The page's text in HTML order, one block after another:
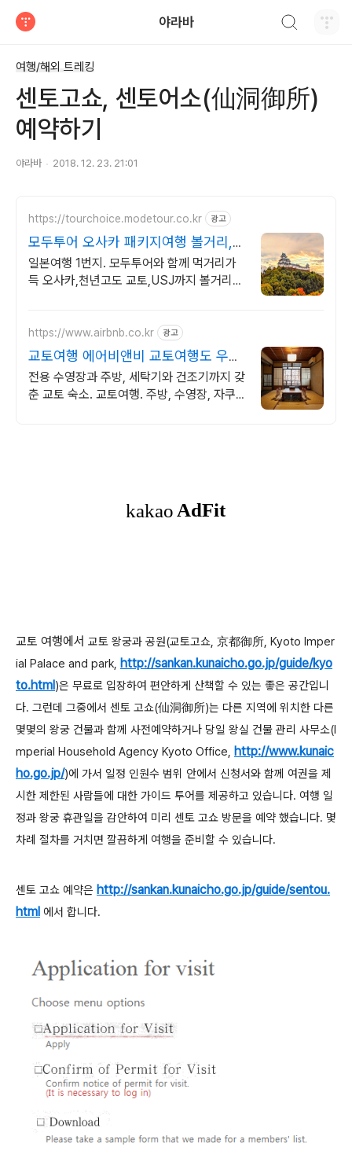
야라바
여행/해외 트레킹
센토고쇼, 센토어소(仙洞御所)
예약하기
야라바 2018. 12. 23. 21:01
https://tourchoice.modetour.co.kr 광고
모두투어 오사카 패키지여행 볼거리,먹
거리 가득한 오사카
일본여행 1번지. 모두투어와 함께 먹거리가
득 오사카,천년고도 교토,USJ까지 볼거리
https://www.airbnb.co.kr 광고
교토여행 에어비앤비 교토여행도 우리
집처럼
전용 수영장과 주방, 세탁기와 건조기까지 갖
춘 교토 숙소. 교토여행. 주방, 수영장, 자쿠
교토 여행에서 교토 왕궁과 공원(교토고쇼, 京都御所, Kyoto Imper
ial Palace and park, http://sankan.kunaicho.go.jp/guide/kyo
to.html)은 무료로 입장하여 편안하게 산책할 수 있는 좋은 공간입니
다. 그런데 그중에서 센토 고쇼(仙洞御所)는 다른 지역에 위치한 다른
몇몇의 왕궁 건물과 함께 사전예약하거나 당일 왕실 건물 관리 사무소(I
mperial Household Agency Kyoto Office, http://www.kunaic
ho.go.jp/)에 가서 일정 인원수 범위 안에서 신청서와 함께 여권을 제
시한 제한된 사람들에 대한 가이드 투어를 제공하고 있습니다. 여행 일
정과 왕궁 휴관일을 감안하여 미리 센토 고쇼 방문을 예약 했습니다. 몇
차례 절차를 거치면 깔끔하게 여행을 준비할 수 있습니다.
센토 고쇼 예약은 http://sankan.kunaicho.go.jp/guide/sentou.
html 에서 합니다.